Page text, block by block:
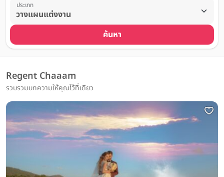
ประเภท
ค้นหา
Regent Chaaam
รวบรวมบทความให้คุณไว้ที่เดียว